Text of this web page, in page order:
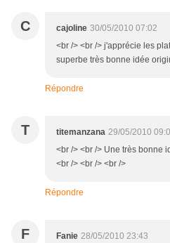
C cajoline 30/05/2010 07:02
<br /> <br /> j'apprécie les
superbe très bonne idée
Répondre
T titemanzana 29/05/2010
<br /> <br /> Une très bonne
<br /> <br /> <br />
Répondre
F Fanie 28/05/2010 23:43